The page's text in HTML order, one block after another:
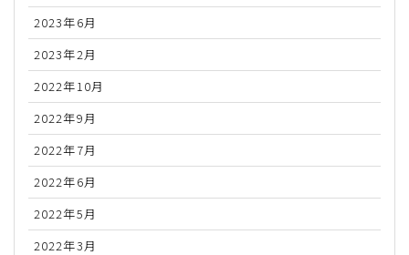
2023年6月
2023年2月
2022年10月
2022年9月
2022年7月
2022年6月
2022年5月
2022年3月